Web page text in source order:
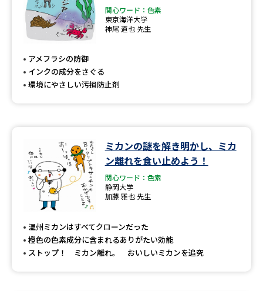
関心ワード：色素
東京海洋大学
神尾 道也 先生
アメフラシの防御
インクの成分をさぐる
環境にやさしい汚損防止剤
ミカンの謎を解き明かし、ミカ
ン離れを食い止めよう！
関心ワード：色素
静岡大学
加藤 雅也 先生
温州ミカンはすべてクローンだった
橙色の色素成分に含まれるありがたい効能
ストップ！ ミカン離れ。 おいしいミカンを追究